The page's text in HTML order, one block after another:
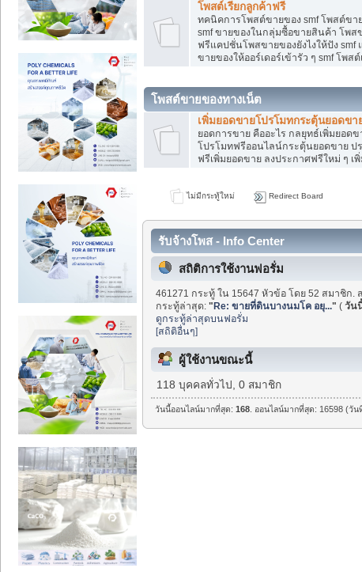
โพสต์เรียกลูกค้าฟรี
ทคนิคการโพสต์ขายของ smf โพสต์ขา
smf ขายของในกลุ่มซื้อขายสินค้า โพส
ฟรีแคปชั่นโพสขายของยังไงให้ปัง
ขายของให้ออร์เดอร์เข้ารัว ๆ smf โพ
โพสต์ขายของทางเน็ต
เพิ่มยอดขายโปรโมทกระตุ้นยอดขา
ยอดการขาย คืออะไร กลยุทธ์เพิ่มยอ
โปรโมทฟรีออนไลน์กระตุ้นยอดขาย ป
ฟรีเพิ่มยอดขาย ลงประกาศฟรีใหม่ ๆ เ
ไม่มีกระทู้ใหม่ Redirect Board
รับจ้างโพส - Info Center
สถิติการใช้งานฟอรั่ม
461271 กระทู้ ใน 15647 หัวข้อ โดย 52 สมาชิก
กระทู้ล่าสุด:"Re: ขายที่ดินบางนมโค อยุ..." (วัน
ดูกระทู้ล่าสุดบนฟอรั่ม
[สถิติอื่นๆ]
ผู้ใช้งานขณะนี้
118 บุคคลทั่วไป, 0 สมาชิก
วันนี้ออนไลน์มากที่สุด:168 . ออนไลน์มากที่สุด: 16598 (วั